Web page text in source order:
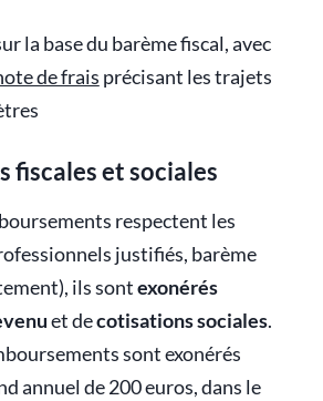
la base du barème fiscal, avec
de frais précisant les trajets
fiscales et sociales
respectent les
justifiés, barème
ils sontexonérés
et decotisations sociales.
sont exonérés
annuel de 200 euros, dans le